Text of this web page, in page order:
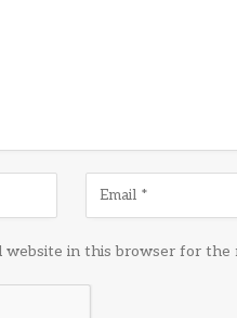
website in this browser for